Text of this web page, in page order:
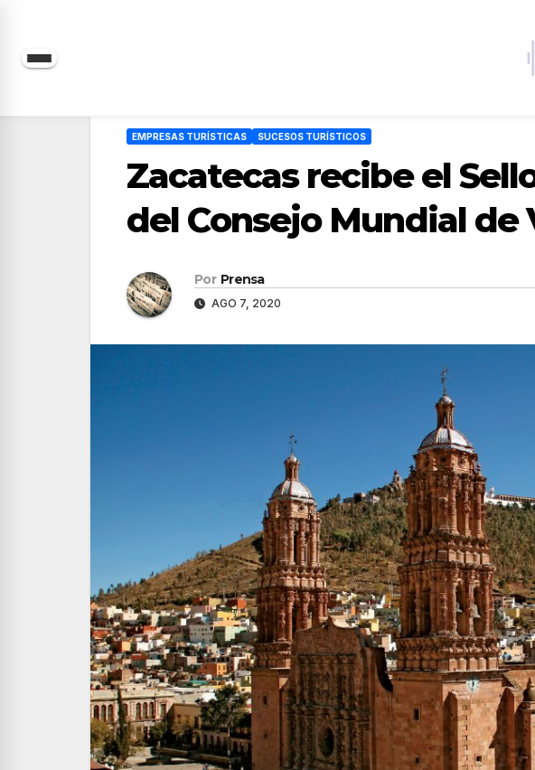
Saltar
EMPRESAS TURÍSTICAS SUCESOS TURÍSTICOS
Zacatecas recibe el
del Consejo Mundial de
Por Prensa
AGO 7, 2020